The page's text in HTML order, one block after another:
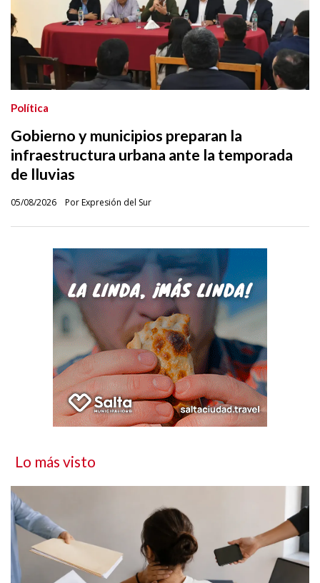
Gobierno y municipios preparan la
infraestructura urbana ante la temporada
de lluvias
Por Expresión del Sur
Política
05/08/2026
Lo más visto